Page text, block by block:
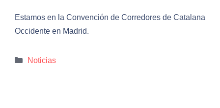
Estamos en la Convención de Corredores de Catalana
Occidente en Madrid.
Categorías
Noticias